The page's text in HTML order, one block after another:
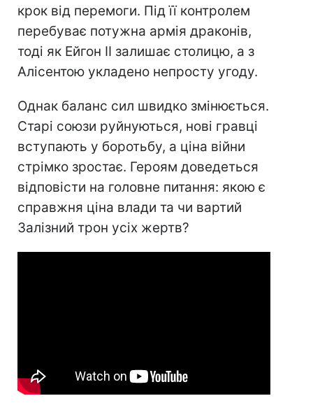
крок від перемоги. Під її контролем
перебуває потужна армія драконів,
тоді як Ейгон II залишає столицю, а з
Алісентою укладено непросту угоду.
Однак баланс сил швидко змінюється.
Старі союзи руйнуються, нові гравці
вступають у боротьбу, а ціна війни
стрімко зростає. Героям доведеться
відповісти на головне питання: якою є
справжня ціна влади та чи вартий
Залізний трон усіх жертв?